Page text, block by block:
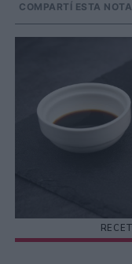
COMPARTÍ ESTA NOTA